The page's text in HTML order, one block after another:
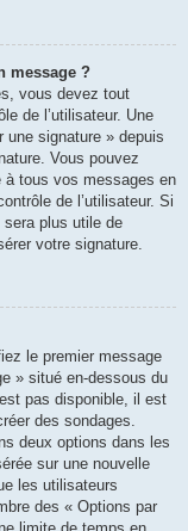
message ?
vous devez tout
de l’utilisateur. Une
signature » depuis
Vous pouvez
à tous vos messages en
de l’utilisateur. Si
plus utile de
votre signature.
le premier message
» situé en-dessous du
pas disponible, il est
des sondages.
deux options dans les
sur une nouvelle
les utilisateurs
des « Options par